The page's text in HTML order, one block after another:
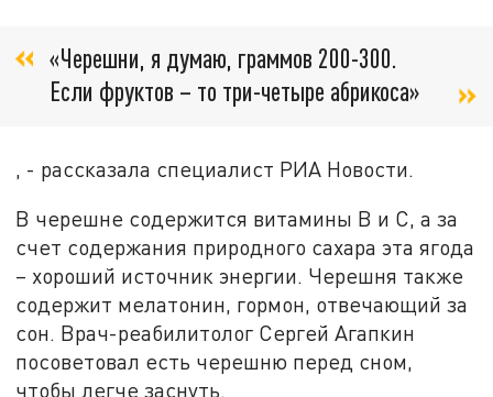
«Черешни, я думаю, граммов 200-300.
Если фруктов – то три-четыре абрикоса»
, - рассказала специалист РИА Новости.
В черешне содержится витамины B и С, а за
счет содержания природного сахара эта ягода
– хороший источник энергии. Черешня также
содержит мелатонин, гормон, отвечающий за
сон. Врач-реабилитолог Сергей Агапкин
посоветовал есть черешню перед сном,
чтобы легче заснуть.